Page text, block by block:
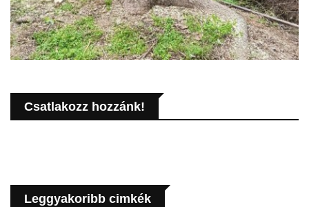
Csatlakozz hozzánk!
Leggyakoribb cimkék